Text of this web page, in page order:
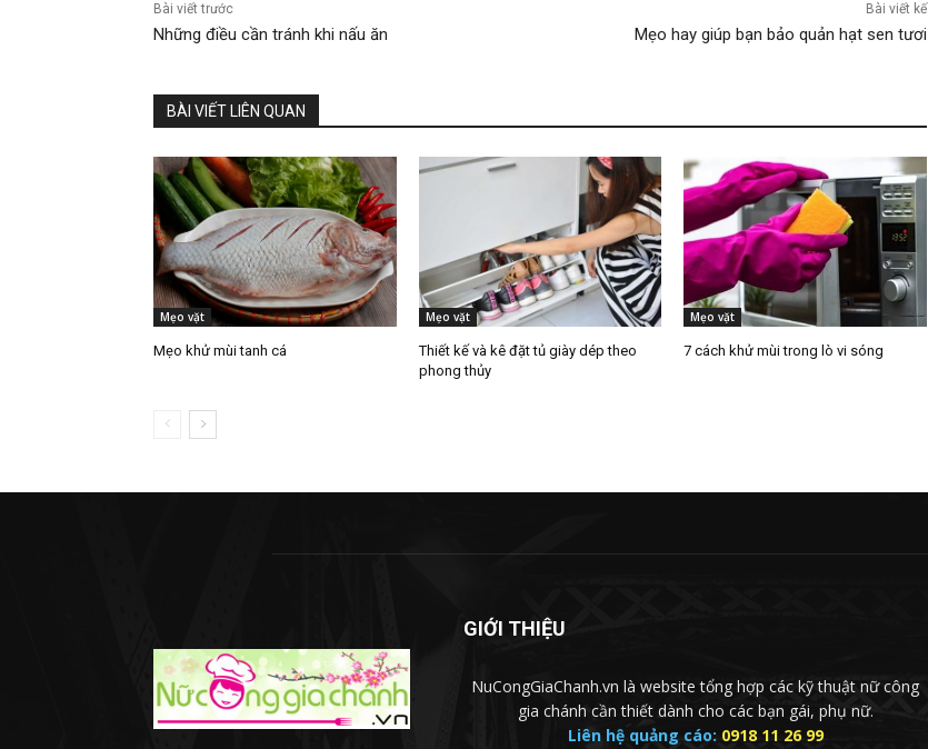
Bài viết trước
Những điều cần tránh khi nấu ăn
Bài viết kế
Mẹo hay giúp bạn bảo quản hạt sen tươi
BÀI VIẾT LIÊN QUAN
Mẹo vặt
Mẹo khử mùi tanh cá
Mẹo vặt
Thiết kế và kê đặt tủ giày dép theo
phong thủy
Mẹo vặt
7 cách khử mùi trong lò vi sóng
GIỚI THIỆU
NuCongGiaChanh.vn là website tổng hợp các kỹ thuật nữ công
gia chánh cần thiết dành cho các bạn gái, phụ nữ.
Liên hệ quảng cáo: 0918 11 26 99